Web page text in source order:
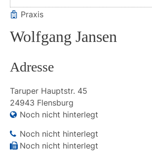
Praxis
Wolfgang Jansen
Adresse
Taruper Hauptstr. 45
24943 Flensburg
Noch nicht hinterlegt
Noch nicht hinterlegt
Noch nicht hinterlegt